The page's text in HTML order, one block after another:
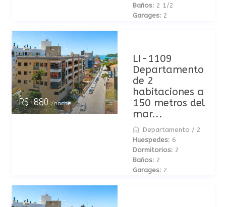
Baños: 2 1/2
Garages: 2
R$ 880/noche
LI-1109
Departamento
de 2
habitaciones a
150 metros del
mar...
Departamento / 2
Huespedes: 6
Dormitorios: 2
Baños: 2
Garages: 2